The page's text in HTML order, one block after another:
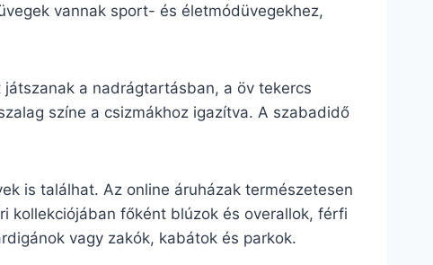
vannak sport- és életmódüvegekhez,
a nadrágtartásban, a öv tekercs
színe a csizmákhoz igazítva. A szabadidő
is találhat. Az online áruházak természetesen
kollekciójában főként blúzok és overallok, férfi
vagy zakók, kabátok és parkok.